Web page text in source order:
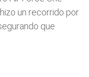
un recorrido por
que